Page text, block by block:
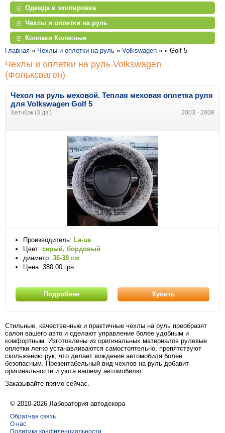
Одежда и экипировка
Чехлы и оплетки на руль
Колпаки Колесные
Главная » Чехлы и оплетки на руль » Volkswagen » » Golf 5
Чехлы и оплетки на руль Volkswagen
(Фольксваген)
Чехол на руль меховой. Теплая меховая оплетка руля
для Volkswagen Golf 5
Хетчбэк (3 дв.) 2003 - 2008
Производитель: La-ua
Цвет: серый, бордовый
диаметр: 36-38 см
Цена: 380.00 грн.
Подробнее Купить
Стильные, качественные и практичные чехлы на руль преобразят
салон вашего авто и сделают управление более удобным и
комфортным. Изготовлены из оригинальных материалов рулевые
оплетки легко устанавливаются самостоятельно, препятствуют
скольжению рук, что делает вождение автомобиля более
безопасным. Презентабельный вид чехлов на руль добавит
оригинальности и уюта вашему автомобилю.
Заказывайте прямо сейчас.
© 2010-2026 Лаборатория автодекора
Обратная связь
О нас
Политика конфиденциальности